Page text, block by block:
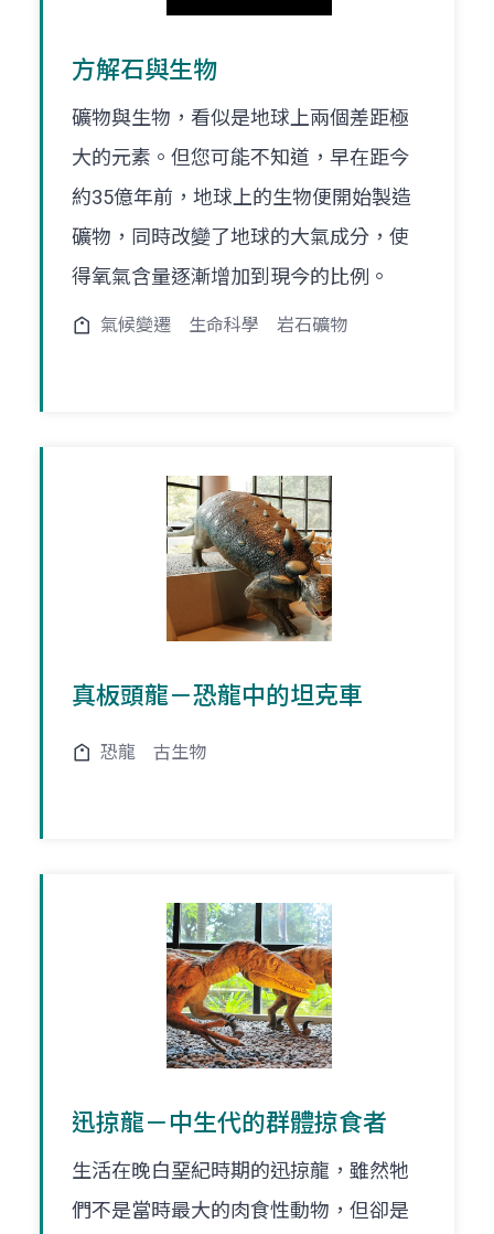
方解石與生物
礦物與生物，看似是地球上兩個差距極
大的元素。但您可能不知道，早在距今
約35億年前，地球上的生物便開始製造
礦物，同時改變了地球的大氣成分，使
得氧氣含量逐漸增加到現今的比例。
氣候變遷 生命科學 岩石礦物
真板頭龍－恐龍中的坦克車
恐龍 古生物
迅掠龍－中生代的群體掠食者
生活在晚白堊紀時期的迅掠龍，雖然牠
們不是當時最大的肉食性動物，但卻是